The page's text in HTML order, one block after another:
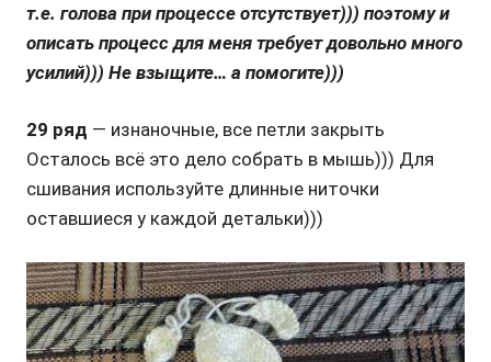
т.е. голова при процессе отсутствует))) поэтому и
описать процесс для меня требует довольно много
усилий))) Не взыщите… а помогите)))
29 ряд — изнаночные, все петли закрыть
Осталось всё это дело собрать в мышь))) Для
сшивания используйте длинные ниточки
оставшиеся у каждой детальки)))